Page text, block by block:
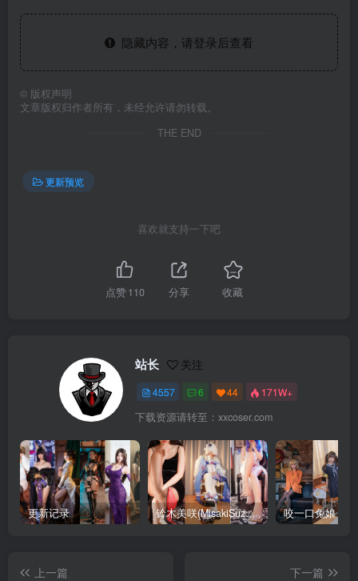
隐藏内容，请登录后查看
© 版权声明
文章版权归作者所有，未经允许请勿转载。
THE END
更新预览
喜欢就支持一下吧
点赞110 分享 收藏
站长 关注
4557 6 44 171W+
下载资源请转至：xxcoser.com
更新记录 铃木美咲(MisakiSuzuki) 合集下载 咬一口兔娘 合
上一篇
下一篇